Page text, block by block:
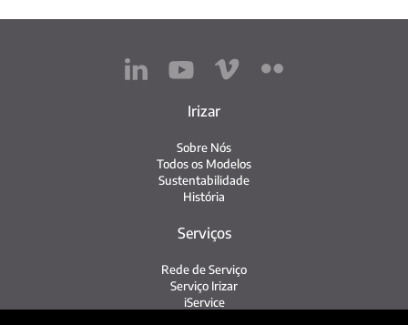
Irizar
Sobre Nós
Todos os Modelos
Sustentabilidade
História
Serviços
Rede de Serviço
Serviço Irizar
iService